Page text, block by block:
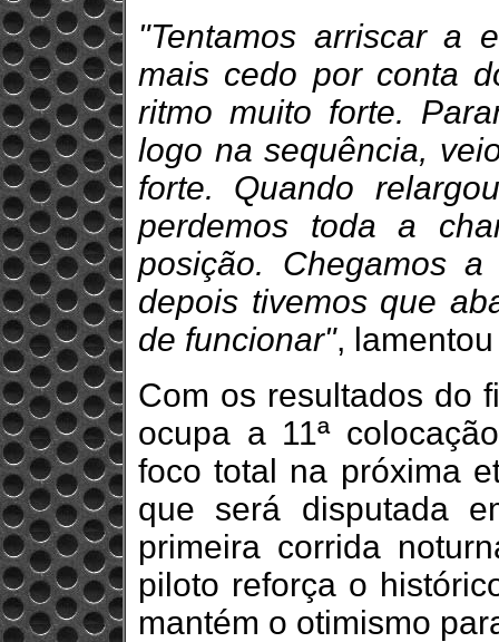
"Tentamos arriscar a
mais cedo por conta
ritmo muito forte.
logo na sequência,
forte. Quando
perdemos toda a
posição. Chegamos
depois tivemos que
de funcionar",
Com os resultados do
ocupa a 11ª
foco total na próxima
que será disputada
primeira corrida
piloto reforça o
mantém o otimismo